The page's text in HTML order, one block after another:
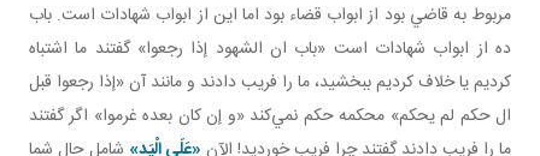
مربوط به قاضي بود از ابواب قضاء بود اما اين از ابواب شهادات است. باب
ده از ابواب شهادات است «باب ان الشهود إذا رجعوا» گفتند ما اشتباه
کرديم يا خلاف کرديم ببخشيد، ما را فريب دادند و مانند آن «إذا رجعوا قبل
ال حکم لم يحکم» محکمه حکم نمي‌کند «و إن کان بعده غرموا» اگر گفتند
ما را فريب دادند گفتند چرا فريب خورديد! الآن «عَلَي الْيَد» شامل حال شما